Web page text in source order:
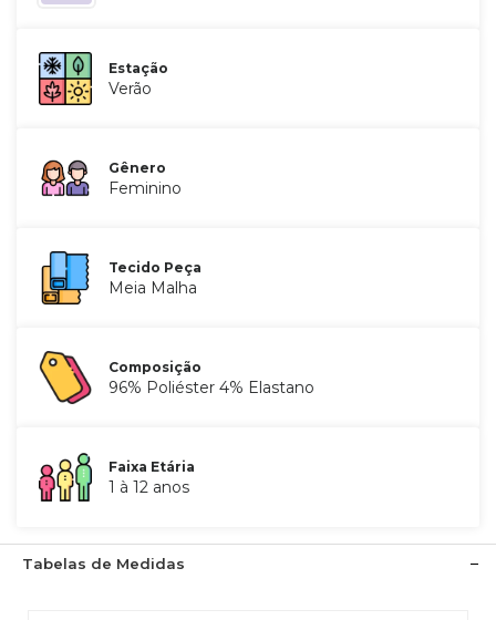
Estação
Verão
Gênero
Feminino
Tecido Peça
Meia Malha
Composição
96% Poliéster 4% Elastano
Faixa Etária
1 à 12 anos
Tabelas de Medidas